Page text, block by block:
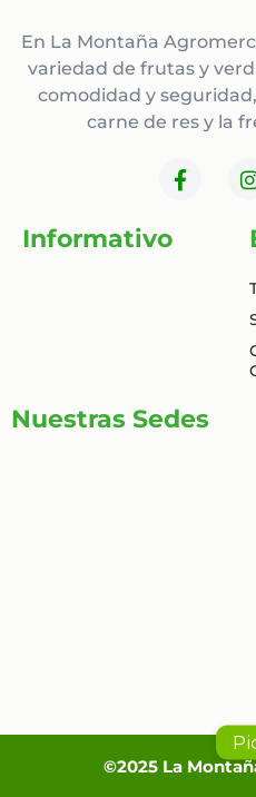
En La Montaña
variedad de frutas y
comodidad y
carne de res y la
F
a
I
t
r
Informativo
Nuestras Sedes
©2025 La